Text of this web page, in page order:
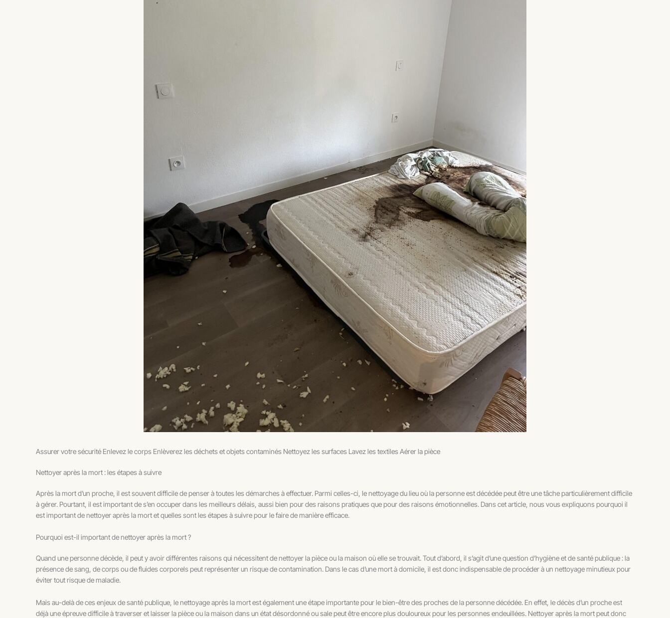
Assurer votre sécurité Enlevez le corps Enlèverez les déchets et objets contaminés Nettoyez les surfaces Lavez les textiles Aérer la pièce
Nettoyer après la mort : les étapes à suivre
Après la mort d’un proche, il est souvent difficile de penser à toutes les démarches à effectuer. Parmi celles-ci, le nettoyage du lieu où la personne est décédée peut être une tâche particulièrement difficile
à gérer. Pourtant, il est important de s’en occuper dans les meilleurs délais, aussi bien pour des raisons pratiques que pour des raisons émotionnelles. Dans cet article, nous vous expliquons pourquoi il
est important de nettoyer après la mort et quelles sont les étapes à suivre pour le faire de manière efficace.
Pourquoi est-il important de nettoyer après la mort ?
Quand une personne décède, il peut y avoir différentes raisons qui nécessitent de nettoyer la pièce ou la maison où elle se trouvait. Tout d’abord, il s’agit d’une question d’hygiène et de santé publique : la
présence de sang, de corps ou de fluides corporels peut représenter un risque de contamination. Dans le cas d’une mort à domicile, il est donc indispensable de procéder à un nettoyage minutieux pour
éviter tout risque de maladie.
Mais au-delà de ces enjeux de santé publique, le nettoyage après la mort est également une étape importante pour le bien-être des proches de la personne décédée. En effet, le décès d’un proche est
déjà une épreuve difficile à traverser et laisser la pièce ou la maison dans un état désordonné ou sale peut être encore plus douloureux pour les personnes endeuillées. Nettoyer après la mort peut donc